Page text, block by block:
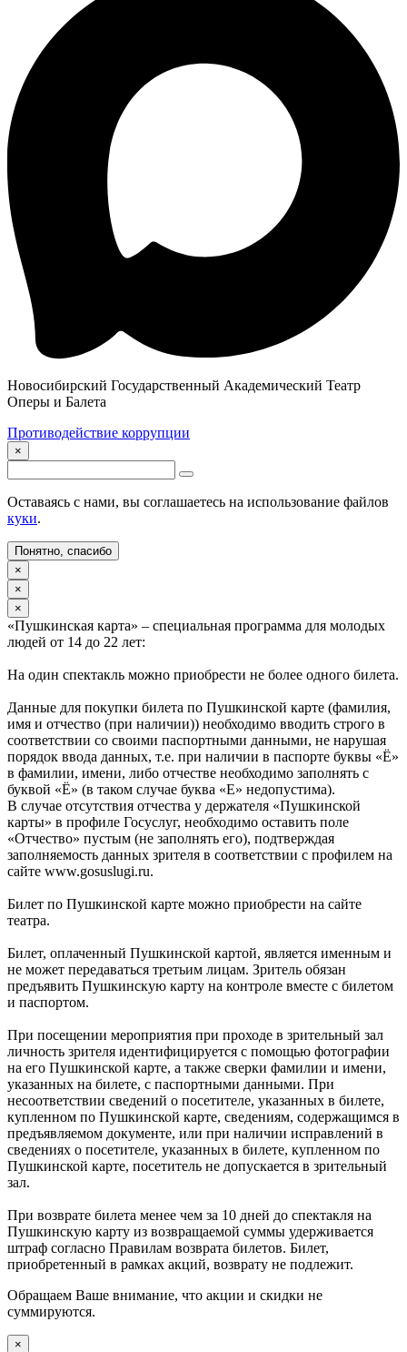
Новосибирский Государственный Академический Театр
Оперы и Балета
Противодействие коррупции
×
Оставаясь с нами, вы соглашаетесь на использование файлов
куки.
Понятно, спасибо
×
×
×
«Пушкинская карта» – специальная программа для молодых
людей от 14 до 22 лет:
На один спектакль можно приобрести не более одного билета.
Данные для покупки билета по Пушкинской карте (фамилия,
имя и отчество (при наличии)) необходимо вводить строго в
соответствии со своими паспортными данными, не нарушая
порядок ввода данных, т.е. при наличии в паспорте буквы «Ё»
в фамилии, имени, либо отчестве необходимо заполнять с
буквой «Ё» (в таком случае буква «Е» недопустима).
В случае отсутствия отчества у держателя «Пушкинской
карты» в профиле Госуслуг, необходимо оставить поле
«Отчество» пустым (не заполнять его), подтверждая
заполняемость данных зрителя в соответствии с профилем на
сайте www.gosuslugi.ru.
Билет по Пушкинской карте можно приобрести на сайте
театра.
Билет, оплаченный Пушкинской картой, является именным и
не может передаваться третьим лицам. Зритель обязан
предъявить Пушкинскую карту на контроле вместе с билетом
и паспортом.
При посещении мероприятия при проходе в зрительный зал
личность зрителя идентифицируется с помощью фотографии
на его Пушкинской карте, а также сверки фамилии и имени,
указанных на билете, с паспортными данными. При
несоответствии сведений о посетителе, указанных в билете,
купленном по Пушкинской карте, сведениям, содержащимся в
предъявляемом документе, или при наличии исправлений в
сведениях о посетителе, указанных в билете, купленном по
Пушкинской карте, посетитель не допускается в зрительный
зал.
При возврате билета менее чем за 10 дней до спектакля на
Пушкинскую карту из возвращаемой суммы удерживается
штраф согласно Правилам возврата билетов. Билет,
приобретенный в рамках акций, возврату не подлежит.
Обращаем Ваше внимание, что акции и скидки не
суммируются.
×